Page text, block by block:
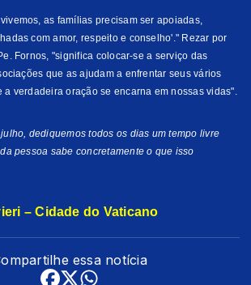
as famílias precisam ser apoiadas,
com amor, respeito e conselho'." Rezar por
Fornos, "significa colocar-se a serviço das
que as ajudam a enfrentar seus vários
a verdadeira oração se encarna em nossas vidas".
dediquemos todos os dias um tempo livre
pessoa sabe concretamente o que isso
– Cidade do Vaticano
essa notícia